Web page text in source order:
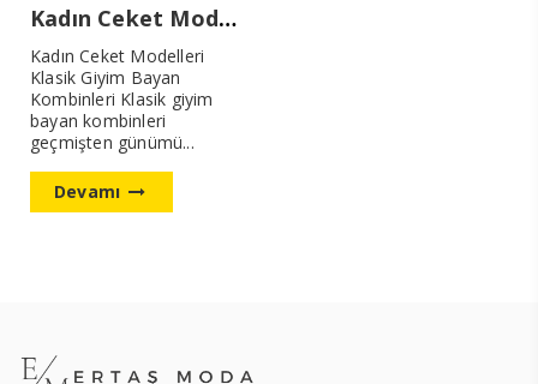
Kadın Ceket Modelleri
Kadın Ceket Modelleri
Klasik Giyim Bayan
Kombinleri Klasik giyim
bayan kombinleri
geçmişten günümü...
Devamı